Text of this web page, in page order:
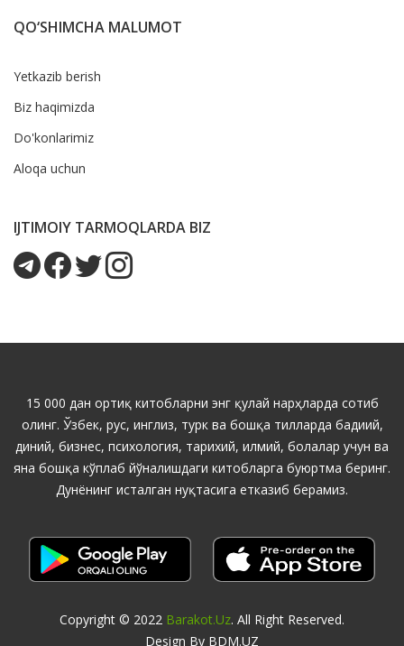
QO‘SHIMCHA MALUMOT
Yetkazib berish
Biz haqimizda
Do'konlarimiz
Aloqa uchun
IJTIMOIY TARMOQLARDA BIZ
15 000 дан ортиқ китобларни энг қулай нарҳларда сотиб
олинг. Ўзбек, рус, инглиз, турк ва бошқа тилларда бадиий,
диний, бизнес, психология, тарихий, илмий, болалар учун ва
яна бошқа кўплаб йўналишдаги китобларга буюртма беринг.
Дунёнинг исталган нуқтасига етказиб берамиз.
Copyright © 2022 Barakot.uz. All Right Reserved.
Design By BDM.UZ